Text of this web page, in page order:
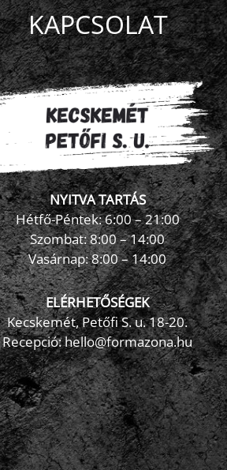
KAPCSOLAT
NYITVA TARTÁS
Hétfő-Péntek: 6:00 – 21:00
Szombat: 8:00 – 14:00
Vasárnap: 8:00 – 14:00
ELÉRHETŐSÉGEK
Kecskemét, Petőfi S. u. 18-20.
Recepció: hello@formazona.hu